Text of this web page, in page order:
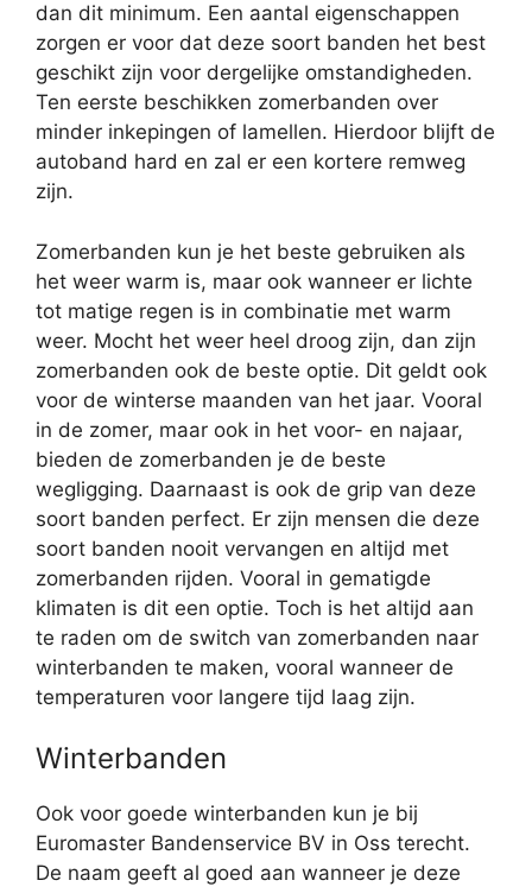
dan dit minimum. Een aantal eigenschappen
zorgen er voor dat deze soort banden het best
geschikt zijn voor dergelijke omstandigheden.
Ten eerste beschikken zomerbanden over
minder inkepingen of lamellen. Hierdoor blijft de
autoband hard en zal er een kortere remweg
zijn.
Zomerbanden kun je het beste gebruiken als
het weer warm is, maar ook wanneer er lichte
tot matige regen is in combinatie met warm
weer. Mocht het weer heel droog zijn, dan zijn
zomerbanden ook de beste optie. Dit geldt ook
voor de winterse maanden van het jaar. Vooral
in de zomer, maar ook in het voor- en najaar,
bieden de zomerbanden je de beste
wegligging. Daarnaast is ook de grip van deze
soort banden perfect. Er zijn mensen die deze
soort banden nooit vervangen en altijd met
zomerbanden rijden. Vooral in gematigde
klimaten is dit een optie. Toch is het altijd aan
te raden om de switch van zomerbanden naar
winterbanden te maken, vooral wanneer de
temperaturen voor langere tijd laag zijn.
Winterbanden
Ook voor goede winterbanden kun je bij
Euromaster Bandenservice BV in Oss terecht.
De naam geeft al goed aan wanneer je deze